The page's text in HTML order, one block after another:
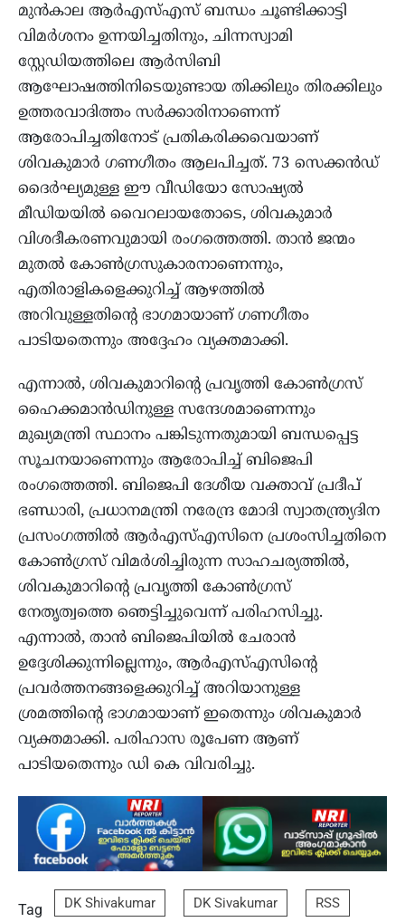
മുൻകാല ആർഎസ്എസ് ബന്ധം ചൂണ്ടിക്കാട്ടി
വിമർശനം ഉന്നയിച്ചതിനും, ചിന്നസ്വാമി
സ്റ്റേഡിയത്തിലെ ആർസിബി
ആഘോഷത്തിനിടെയുണ്ടായ തിക്കിലും തിരക്കിലും
ഉത്തരവാദിത്തം സർക്കാരിനാണെന്ന്
ആരോപിച്ചതിനോട് പ്രതികരിക്കവെയാണ്
ശിവകുമാർ ഗണഗീതം ആലപിച്ചത്. 73 സെക്കൻഡ്
ദൈർഘ്യമുള്ള ഈ വീഡിയോ സോഷ്യൽ
മീഡിയയിൽ വൈറലായതോടെ, ശിവകുമാർ
വിശദീകരണവുമായി രംഗത്തെത്തി. താൻ ജന്മം
മുതൽ കോൺഗ്രസുകാരനാണെന്നും,
എതിരാളികളെക്കുറിച്ച് ആഴത്തിൽ
അറിവുള്ളതിന്റെ ഭാഗമായാണ് ഗണഗീതം
പാടിയതെന്നും അദ്ദേഹം വ്യക്തമാക്കി.
എന്നാൽ, ശിവകുമാറിന്റെ പ്രവൃത്തി കോൺഗ്രസ്
ഹൈക്കമാൻഡിനുള്ള സന്ദേശമാണെന്നും
മുഖ്യമന്ത്രി സ്ഥാനം പങ്കിടുന്നതുമായി ബന്ധപ്പെട്ട
സൂചനയാണെന്നും ആരോപിച്ച് ബിജെപി
രംഗത്തെത്തി. ബിജെപി ദേശീയ വക്താവ് പ്രദീപ്
ഭണ്ഡാരി, പ്രധാനമന്ത്രി നരേന്ദ്ര മോദി സ്വാതന്ത്ര്യദിന
പ്രസംഗത്തിൽ ആർഎസ്എസിനെ പ്രശംസിച്ചതിനെ
കോൺഗ്രസ് വിമർശിച്ചിരുന്ന സാഹചര്യത്തിൽ,
ശിവകുമാറിന്റെ പ്രവൃത്തി കോൺഗ്രസ്
നേതൃത്വത്തെ ഞെട്ടിച്ചുവെന്ന് പരിഹസിച്ചു.
എന്നാൽ, താൻ ബിജെപിയിൽ ചേരാൻ
ഉദ്ദേശിക്കുന്നില്ലെന്നും, ആർഎസ്എസിന്റെ
പ്രവർത്തനങ്ങളെക്കുറിച്ച് അറിയാനുള്ള
ശ്രമത്തിന്റെ ഭാഗമായാണ് ഇതെന്നും ശിവകുമാർ
വ്യക്തമാക്കി. പരിഹാസ രൂപേണ ആണ്
പാടിയതെന്നും ഡി കെ വിവരിച്ചു.
Tag
DK Shivakumar DK Sivakumar RSS